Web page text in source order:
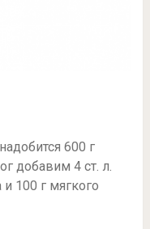
600 г
добавим 4 ст. л.
и 100 г мягкого